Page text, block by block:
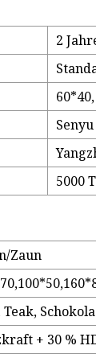
2
Senyu
5000
Zaun
Teak,
+ 30 %